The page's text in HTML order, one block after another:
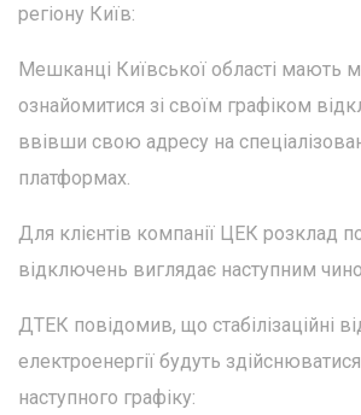
регіону Київ:
Мешканці Київської області мають
ознайомитися зі своїм графіком
ввівши свою адресу на
платформах.
Для клієнтів компанії ЦЕК розклад
відключень виглядає наступним
ДТЕК повідомив, що стабілізаційні
електроенергії будуть
наступного графіку: